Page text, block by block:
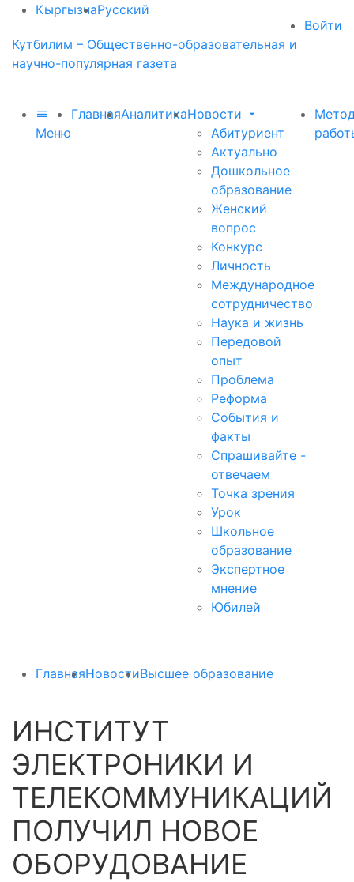
КыргызчаРусский
Войти
Кутбилим – Общественно-образовательная и
научно-популярная газета
Меню
ГлавнаяАналитикаНовости
Абитуриент
Актуально
Дошкольное
образование
Женский
вопрос
Конкурс
Личность
Международное
сотрудничество
Наука и жизнь
Передовой
опыт
Проблема
Реформа
События и
факты
Спрашивайте -
отвечаем
Точка зрения
Урок
Школьное
образование
Экспертное
мнение
Юбилей
ГлавнаяНовостиВысшее образование
ИНСТИТУТ
ЭЛЕКТРОНИКИ И
ТЕЛЕКОММУНИКАЦИЙ
ПОЛУЧИЛ НОВОЕ
ОБОРУДОВАНИЕ